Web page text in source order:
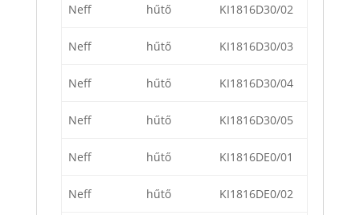
Neff hűtő KI1816D30/02
Neff hűtő KI1816D30/03
Neff hűtő KI1816D30/04
Neff hűtő KI1816D30/05
Neff hűtő KI1816DE0/01
Neff hűtő KI1816DE0/02